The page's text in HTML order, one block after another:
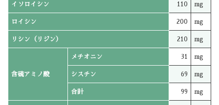
イソロイシン 110 mg
ロイシン 200 mg
リシン（リジン） 210 mg
含硫アミノ酸
メチオニン 31 mg
シスチン 69 mg
合計 99 mg